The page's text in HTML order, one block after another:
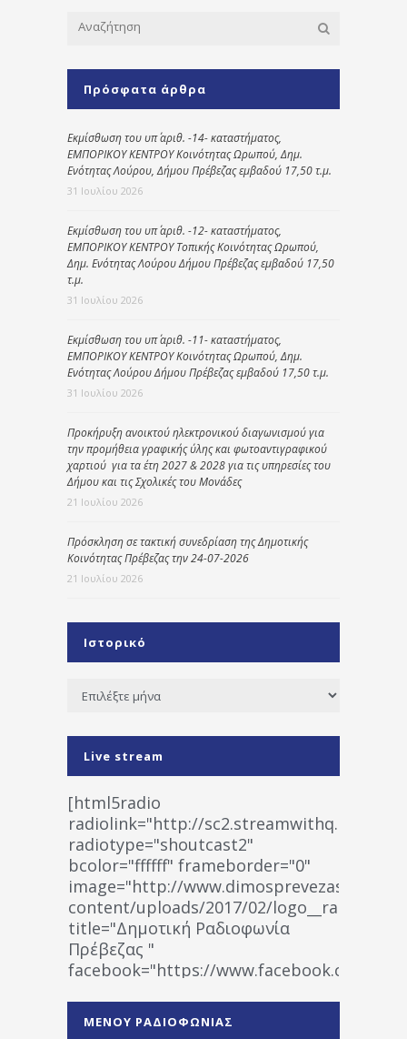
Πρόσφατα άρθρα
Εκμίσθωση του υπ΄ αριθ. -14- καταστήματος,
ΕΜΠΟΡΙΚΟΥ ΚΕΝΤΡΟΥ Κοινότητας Ωρωπού, Δημ.
Ενότητας Λούρου, Δήμου Πρέβεζας εμβαδού 17,50 τ.μ.
31 Ιουλίου 2026
Εκμίσθωση του υπ΄ αριθ. -12- καταστήματος,
ΕΜΠΟΡΙΚΟΥ ΚΕΝΤΡΟΥ Τοπικής Κοινότητας Ωρωπού,
Δημ. Ενότητας Λούρου Δήμου Πρέβεζας εμβαδού 17,50
τ.μ.
31 Ιουλίου 2026
Εκμίσθωση του υπ΄ αριθ. -11- καταστήματος,
ΕΜΠΟΡΙΚΟΥ ΚΕΝΤΡΟΥ Κοινότητας Ωρωπού, Δημ.
Ενότητας Λούρου Δήμου Πρέβεζας εμβαδού 17,50 τ.μ.
31 Ιουλίου 2026
Προκήρυξη ανοικτού ηλεκτρονικού διαγωνισμού για
την προμήθεια γραφικής ύλης και φωτοαντιγραφικού
χαρτιού για τα έτη 2027 & 2028 για τις υπηρεσίες του
Δήμου και τις Σχολικές του Μονάδες
21 Ιουλίου 2026
Πρόσκληση σε τακτική συνεδρίαση της Δημοτικής
Κοινότητας Πρέβεζας την 24-07-2026
21 Ιουλίου 2026
Ιστορικό
Ιστορικό
Live stream
[html5radio
radiolink="http://
radiotype="shoutcast2"
bcolor="ffffff" frameborder="0"
image="http://www.dimosprevezas.gr/wp-
content/uploads/2017/02/
title="Δημοτική Ραδιοφωνία
Πρέβεζας "
facebook="https://www.facebook.com/
1531194763766854/" artist="" ]
ΜΕΝΟΥ ΡΑΔΙΟΦΩΝΙΑΣ